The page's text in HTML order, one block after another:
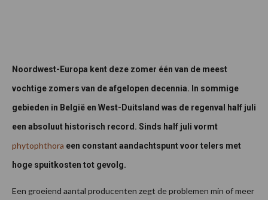
Noordwest-Europa kent deze zomer één van de meest
vochtige zomers van de afgelopen decennia. In sommige
gebieden in België en West-Duitsland was de regenval half juli
een absoluut historisch record. Sinds half juli vormt
phytophthora een constant aandachtspunt voor telers met
hoge spuitkosten tot gevolg.
Een groeiend aantal producenten zegt de problemen min of meer